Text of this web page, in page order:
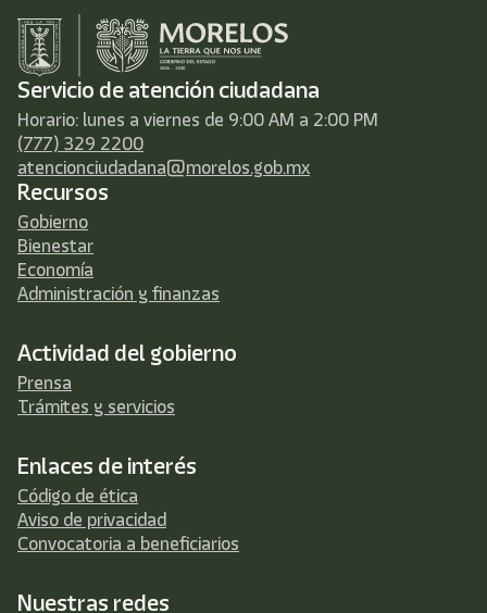
Servicio de atención ciudadana
Horario: lunes a viernes de 9:00 AM a 2:00 PM
(777) 329 2200
atencionciudadana@morelos.gob.mx
Recursos
Gobierno
Bienestar
Economía
Administración y finanzas
Actividad del gobierno
Prensa
Trámites y servicios
Enlaces de interés
Código de ética
Aviso de privacidad
Convocatoria a beneficiarios
Nuestras redes